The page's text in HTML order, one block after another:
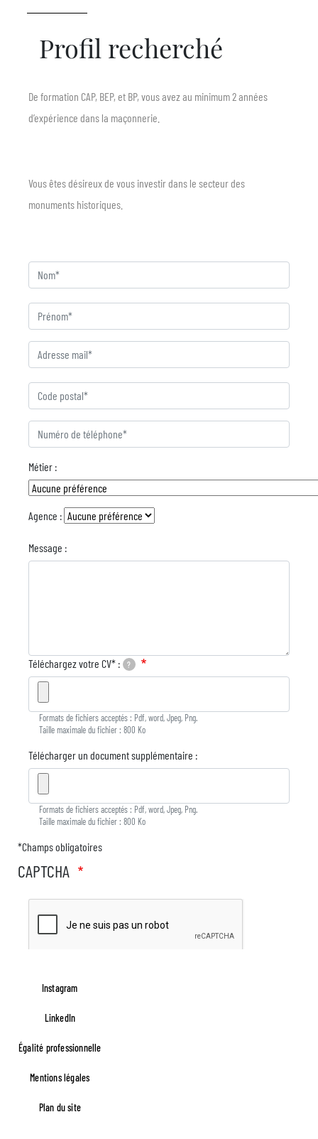
Profil recherché
De formation CAP, BEP, et BP, vous avez au minimum 2 années
d’expérience dans la maçonnerie.
Vous êtes désireux de vous investir dans le secteur des
monuments historiques.
Qualification : Ouvrier qualifié (N2, N3, N4)
Nom
Prénom
Adresse mail
Code postal
Numéro de téléphone
Métier :
Agence :
Message :
Téléchargez votre CV* : ?
Formats de fichiers acceptés : Pdf, word, Jpeg, Png.
Taille maximale du fichier : 800 Ko
Télécharger un document supplémentaire :
Formats de fichiers acceptés : Pdf, word, Jpeg, Png.
Taille maximale du fichier : 800 Ko
*Champs obligatoires
CAPTCHA
Footer FR Lefèvre
Instagram
LinkedIn
Égalité professionnelle
Mentions légales
Plan du site